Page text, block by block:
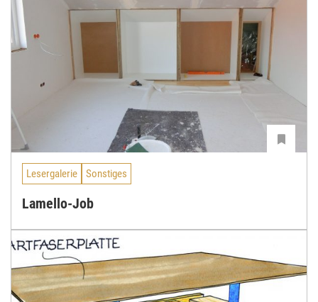
Lesergalerie Sonstiges
Lamello-Job